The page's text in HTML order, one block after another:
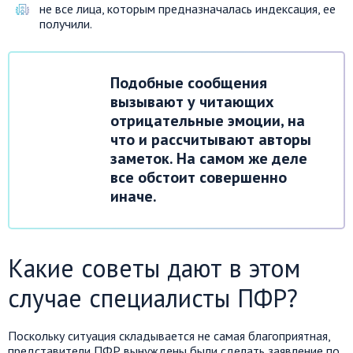
не все лица, которым предназначалась индексация, ее
получили.
Подобные сообщения
вызывают у читающих
отрицательные эмоции, на
что и рассчитывают авторы
заметок. На самом же деле
все обстоит совершенно
иначе.
Какие советы дают в этом
случае специалисты ПФР?
Поскольку ситуация складывается не самая благоприятная,